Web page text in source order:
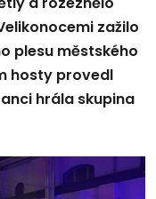
zažilo
plesu městského
hosty provedl
hrála skupina